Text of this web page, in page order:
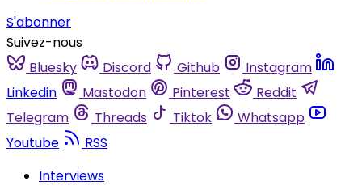
S'abonner
Suivez-nous
Bluesky
Discord Github
Instagram
Linkedin
Mastodon Pinterest
Reddit
Telegram
Threads Tiktok
Whatsapp
Youtube
RSS
Interviews